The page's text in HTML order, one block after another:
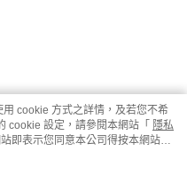
cookie 方式之詳情，及若您不希
cookie 設定，請參閱本網站「 隱私
即表示您同意本公司得按本網站使